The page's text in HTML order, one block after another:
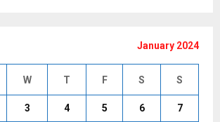
January 2024
W T F S S
3 4 5 6 7